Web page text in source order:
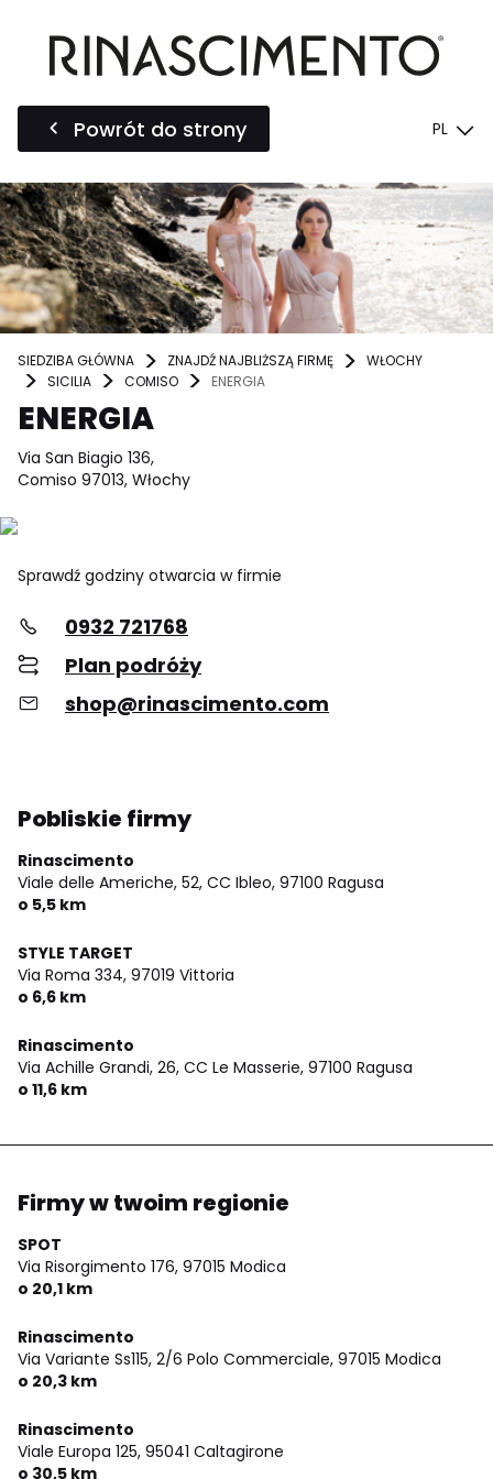
Powrót do strony PL
SIEDZIBA GŁÓWNA ZNAJDŹ NAJBLIŻSZĄ FIRMĘ
WŁOCHY
SICILIA
COMISO ENERGIA
ENERGIA
Via San Biagio 136,
Comiso 97013, Włochy
Sprawdź godziny otwarcia w firmie
0932 721768
Plan podróży
shop@rinascimento.com
Pobliskie firmy
Rinascimento
Viale delle Americhe, 52, CC Ibleo, 97100 Ragusa
o 5,5 km
STYLE TARGET
Via Roma 334, 97019 Vittoria
o 6,6 km
Rinascimento
Via Achille Grandi, 26, CC Le Masserie, 97100 Ragusa
o 11,6 km
Firmy w twoim regionie
SPOT
Via Risorgimento 176, 97015 Modica
o 20,1 km
Rinascimento
Via Variante Ss115, 2/6 Polo Commerciale, 97015 Modica
o 20,3 km
Rinascimento
Viale Europa 125, 95041 Caltagirone
o 30,5 km